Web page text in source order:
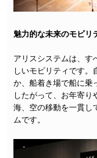
魅力的な未来のモビリ
アリスシステムは、す
しいモビリティです。
か、船着き場で船に乗
したがって、お年寄り
海、空の移動を一貫し
ムです。